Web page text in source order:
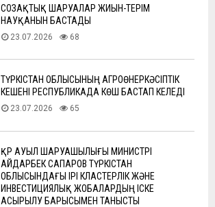
СОЗАҚТЫҚ ШАРУАЛАР ЖИЫН-ТЕРІМ
НАУҚАНЫН БАСТАДЫ
23.07.2026 68
ТҮРКІСТАН ОБЛЫСЫНЫҢ АГРОӨНЕРКӘСІПТІК
КЕШЕНІ РЕСПУБЛИКАДА КӨШ БАСТАП КЕЛЕДІ
23.07.2026 65
ҚР АУЫЛ ШАРУАШЫЛЫҒЫ МИНИСТРІ
АЙДАРБЕК САПАРОВ ТҮРКІСТАН
ОБЛЫСЫНДАҒЫ ІРІ КЛАСТЕРЛІК ЖӘНЕ
ИНВЕСТИЦИЯЛЫҚ ЖОБАЛАРДЫҢ ІСКЕ
АСЫРЫЛУ БАРЫСЫМЕН ТАНЫСТЫ